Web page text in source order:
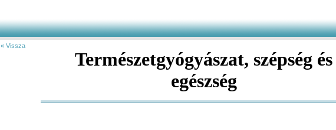
« Vissza
Természetgyógyászat, szépség és
egészség